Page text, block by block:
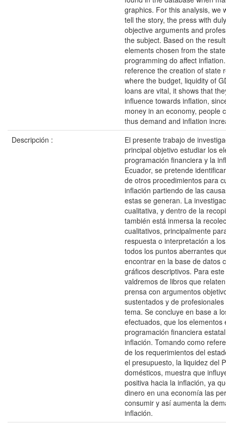
graphics. For this analysis, we
tell the story, the press with
objective arguments and
the subject. Based on the
elements chosen from the
programming do affect
reference the creation of state
where the budget, liquidity of
loans are vital, it shows that
influence towards inflation,
money in an economy, people
thus demand and inflation
Descripción :
El presente trabajo de
principal objetivo estudiar los
programación financiera y la
Ecuador, se pretende
de otros procedimientos para
inflación partiendo de las
estas se generan. La
cualitativa, y dentro de la
también está inmersa la
cualitativos, principalmente
respuesta o interpretación a
todos los puntos aberrantes
encontrar en la base de datos
gráficos descriptivos. Para
valdremos de libros que
prensa con argumentos
sustentados y de
tema. Se concluye en base a
efectuados, que los elementos
programación financiera
inflación. Tomando como
de los requerimientos del
el presupuesto, la liquidez del
domésticos, muestra que
positiva hacia la inflación, ya
dinero en una economía las
consumir y así aumenta la
inflación.